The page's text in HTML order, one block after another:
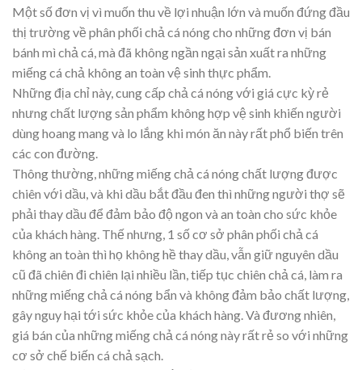
Một số đơn vị vì muốn thu về lợi nhuận lớn và muốn đứng đầu
thị trường về phân phối chả cá nóng cho những đơn vị bán
bánh mì chả cá, mà đã không ngần ngại sản xuất ra những
miếng cá chả không an toàn vệ sinh thực phẩm.
Những địa chỉ này, cung cấp chả cá nóng với giá cực kỳ rẻ
nhưng chất lượng sản phẩm không hợp vệ sinh khiến người
dùng hoang mang và lo lắng khi món ăn này rất phổ biến trên
các con đường.
Thông thường, những miếng chả cá nóng chất lượng được
chiên với dầu, và khi dầu bắt đầu đen thì những người thợ sẽ
phải thay dầu để đảm bảo độ ngon và an toàn cho sức khỏe
của khách hàng. Thế nhưng, 1 số cơ sở phân phối chả cá
không an toàn thì họ không hề thay dầu, vẫn giữ nguyên dầu
cũ đã chiên đi chiên lại nhiều lần, tiếp tục chiên chả cá, làm ra
những miếng chả cá nóng bẩn và không đảm bảo chất lượng,
gây nguy hại tới sức khỏe của khách hàng. Và đương nhiên,
giá bán của những miếng chả cá nóng này rất rẻ so với những
cơ sở chế biến cá chả sạch.